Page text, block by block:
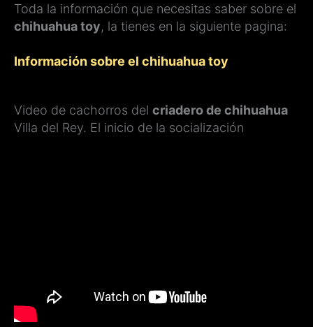
Toda la información que necesitas saber sobre el
chihuahua toy, la tienes en la siguiente pagina:
Información sobre el chihuahua toy
Video de cachorros del criadero de chihuahua
Villa del Rey. El inicio de la socialización